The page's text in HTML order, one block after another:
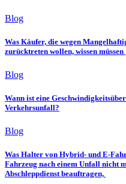
Blog
Was Käufer, die wegen
zurücktreten wollen, wissen müssen
Blog
Wann ist eine
Verkehrsunfall?
Blog
Was Halter von Hybrid- und E-
Fahrzeug nach einem Unfall nicht
Abschleppdienst beauftragen,